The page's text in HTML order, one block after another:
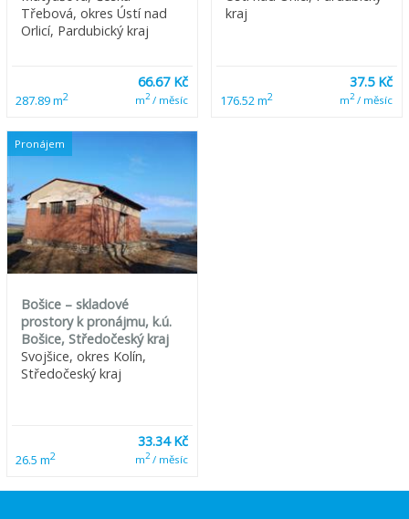
Třebová, okres Ústí nad
Orlicí, Pardubický kraj
287.89 m2
66.67 Kč
m2/ měsíc
kraj
176.52 m2
37.5 Kč
m2/ měsíc
Pronájem
Bošice – skladové
prostory k pronájmu, k.ú.
Bošice, Středočeský kraj
Svojšice, okres Kolín,
Středočeský kraj
26.5 m2
33.34 Kč
m2/ měsíc